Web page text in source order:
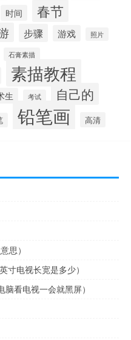
时间 春节
步骤 游戏 照片
石膏素描
素描教程
生 考试 自己的
铅笔画 高清
思）
寸电视长宽是多少）
看电视一会就黑屏）